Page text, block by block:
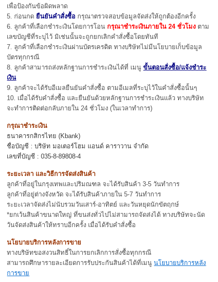
เพื่อป้องกันข้อผิดพลาด
5. ก่อนกด ยืนยันคำสั่งซื้อ กรุณาตรวจสอบข้อมูลจัดส่งให้ถูกต้องอีกครั้ง
6. ลูกค้าที่เลือกชำระเงินโดยการโอน กรุณาชำระเงินภายใน 24 ชั่วโมง ตาม
เลขบัญชีที่ระบุไว้ มิเช่นนั้นจะถูกยกเลิกคำสั่งซื้อโดยทันที
7. ลูกค้าที่เลือกชำระเงินผ่านบัตรเครดิต ทางบริษัทไม่มีนโยบายเก็บข้อมูล
บัตรทุกกรณี
8. ลูกค้าสามารถส่งหลักฐานการชำระเงินได้ที่ เมนูขั้นตอนสั่งซื้อ/แจ้งชำระ
เงิน
9. ลูกค้าจะได้รับอีเมลยืนยันคำสั่งซื้อ ตามอีเมลที่ระบุไว้ในคำสั่งซื้อนั้นๆ
10. เมื่อได้รับคำสั่งซื้อ และยืนยันด้วยหลักฐานการชำระเงินแล้ว ทางบริษัท
จะทำการติดต่อกลับภายใน 24 ชั่วโมง (ในเวลาทำการ)
กรุณาชำระเงิน
ธนาคารกสิกรไทย (Kbank)
ชื่อบัญชี : บริษัท มอเตอร์โฮม แอนด์ คาราวาน จํากัด
เลขที่บัญชี : 035-8-89808-4
ระยะเวลา และวิธีการจัดส่งสินค้า
ลูกค้าที่อยู่ในกรุงเทพและปริมณฑล จะได้รับสินค้า 3-5 วันทำการ
ลูกค้าที่อยู่ต่างจังหวัด จะได้รับสินค้าภายใน 5-7 วันทำการ
ระยะเวลาจัดส่งไม่นับรวมวันเสาร์-อาทิตย์ และวันหยุดนักขัตฤกษ์
*ยกเว้นสินค้าขนาดใหญ่ ที่ขนส่งทั่วไปไม่สามารถจัดส่งได้ ทางบริษัทจะนัด
วันจัดส่งสินค้าให้ทราบอีกครั้ง เมื่อได้รับคำสั่งซื้อ
นโยบายบริการหลังการขาย
ทางบริษัทขอสงวนสิทธิ์ในการยกเลิกการสั่งซื้อทุกกรณี
สามารถศึกษารายละเอียดการรับประกันสินค้าได้ที่เมนูนโยบายบริการหลัง
การขาย